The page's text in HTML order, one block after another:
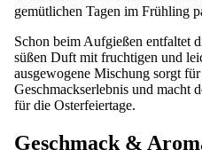
gemütlichen Tagen im Frühling
Schon beim Aufgießen entfaltet
süßen Duft mit fruchtigen und
ausgewogene Mischung sorgt
Geschmackserlebnis und macht
für die Osterfeiertage.
Geschmack &